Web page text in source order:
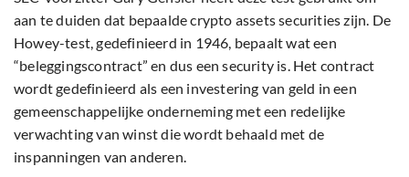
aan te duiden dat bepaalde crypto assets securities zijn. De
Howey-test, gedefinieerd in 1946, bepaalt wat een
“beleggingscontract” en dus een security is. Het contract
wordt gedefinieerd als een investering van geld in een
gemeenschappelijke onderneming met een redelijke
verwachting van winst die wordt behaald met de
inspanningen van anderen.